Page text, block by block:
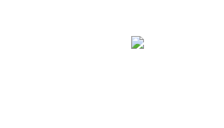
rendelésem?